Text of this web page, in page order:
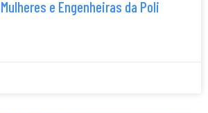
e Engenheiras da Poli